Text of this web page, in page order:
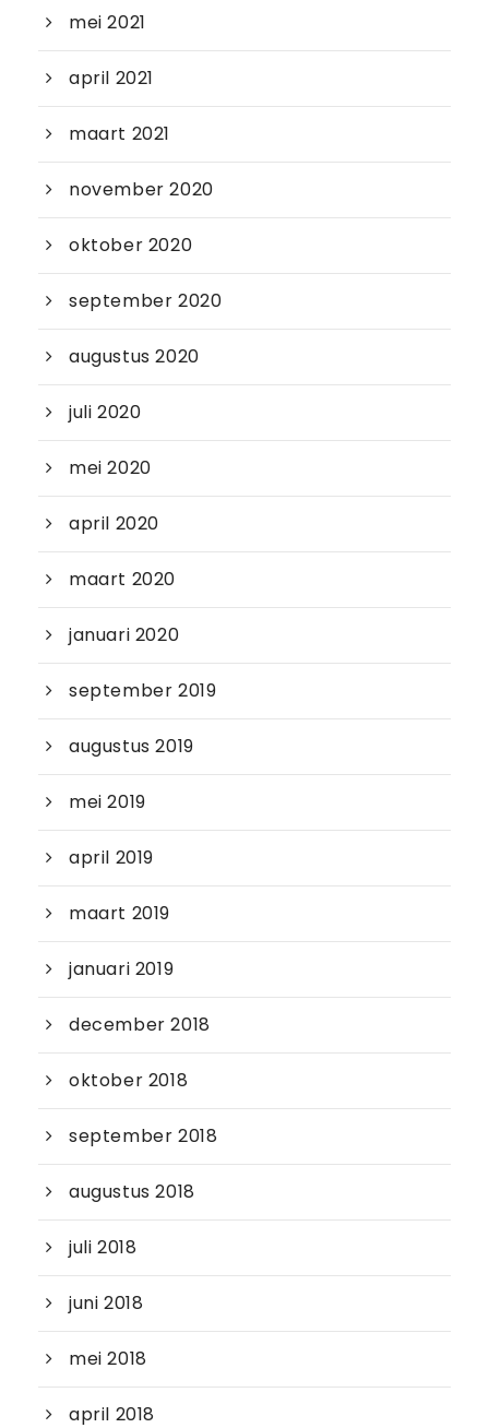
mei 2021
april 2021
maart 2021
november 2020
oktober 2020
september 2020
augustus 2020
juli 2020
mei 2020
april 2020
maart 2020
januari 2020
september 2019
augustus 2019
mei 2019
april 2019
maart 2019
januari 2019
december 2018
oktober 2018
september 2018
augustus 2018
juli 2018
juni 2018
mei 2018
april 2018